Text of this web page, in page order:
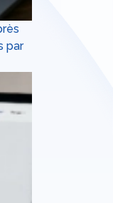
par